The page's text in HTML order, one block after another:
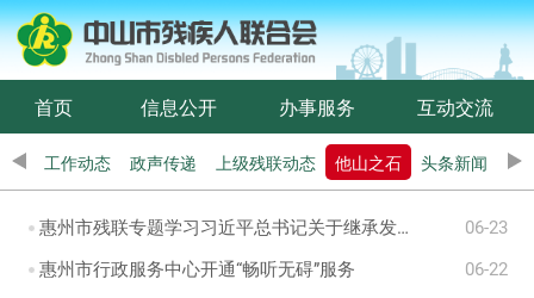
首页 信息公开 办事服务 互动交流
工作动态 政声传递 上级残联动态 他山之石 头条新闻
惠州市残联专题学习习近平总书记关于继承发扬党的革命传统和优良作风的重要论述
06-23
惠州市行政服务中心开通“畅听无碍”服务
06-22